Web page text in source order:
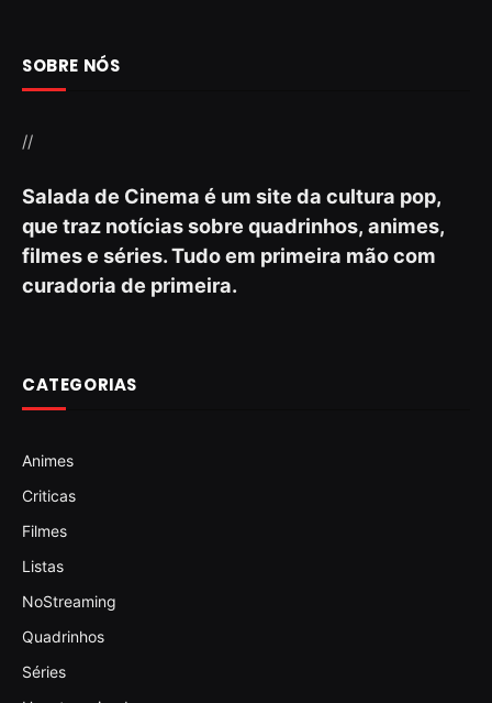
SOBRE NÓS
//
Salada de Cinema é um site da cultura pop,
que traz notícias sobre quadrinhos, animes,
filmes e séries. Tudo em primeira mão com
curadoria de primeira.
CATEGORIAS
Animes
Criticas
Filmes
Listas
NoStreaming
Quadrinhos
Séries